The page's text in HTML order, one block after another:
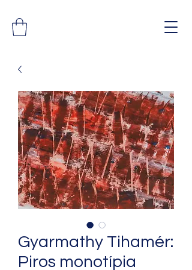
Gyarmathy Tihamér:
Piros monotípia